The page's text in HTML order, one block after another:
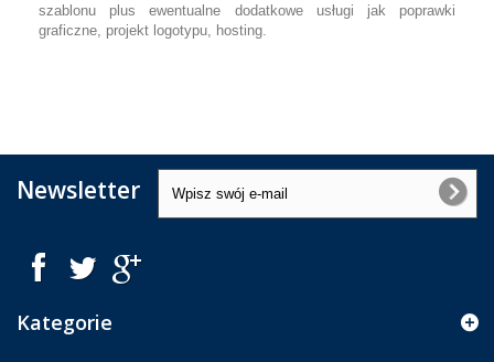
szablonu plus ewentualne dodatkowe usługi jak poprawki
graficzne, projekt logotypu, hosting.
Newsletter
Kategorie